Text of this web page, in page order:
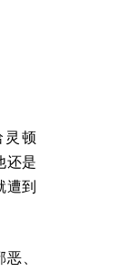
顿
还是
遭到
、